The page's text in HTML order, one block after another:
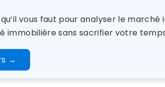
qu’il vous faut pour analyser le
immobilière sans sacrifier votre
→